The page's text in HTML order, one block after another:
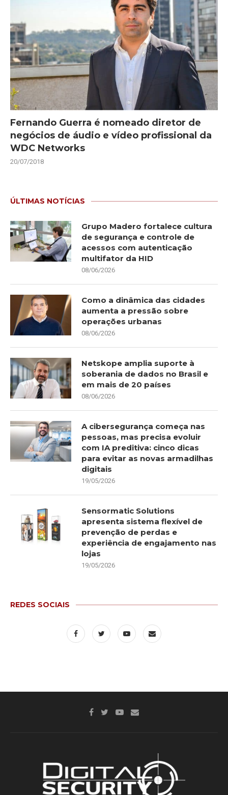
Fernando Guerra é nomeado diretor de
negócios de áudio e vídeo profissional da
WDC Networks
20/07/2018
ÚLTIMAS NOTÍCIAS
Grupo Madero fortalece cultura
de segurança e controle de
acessos com autenticação
multifator da HID
08/06/2026
Como a dinâmica das cidades
aumenta a pressão sobre
operações urbanas
08/06/2026
Netskope amplia suporte à
soberania de dados no Brasil e
em mais de 20 países
08/06/2026
A cibersegurança começa nas
pessoas, mas precisa evoluir
com IA preditiva: cinco dicas
para evitar as novas armadilhas
digitais
19/05/2026
Sensormatic Solutions
apresenta sistema flexível de
prevenção de perdas e
experiência de engajamento nas
lojas
19/05/2026
REDES SOCIAIS